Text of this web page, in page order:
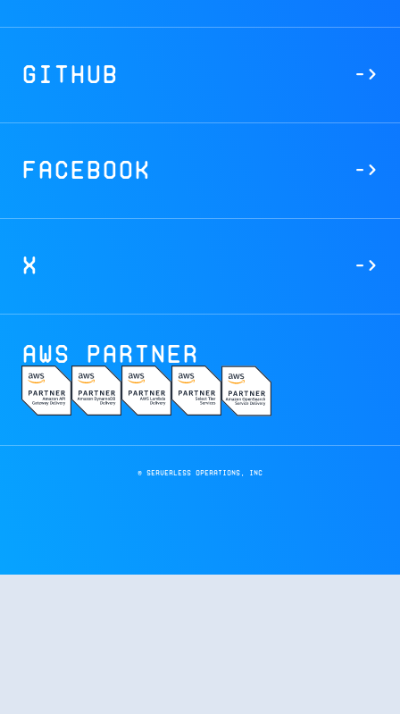
GitHub ->
Facebook ->
X ->
AWS Partner
© Serverless Operations, inc